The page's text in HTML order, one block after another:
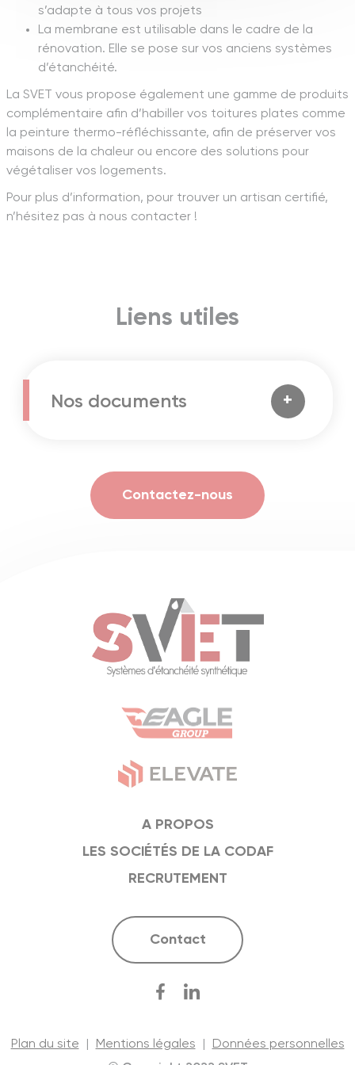
s’adapte à tous vos projets
La membrane est utilisable dans le cadre de la
rénovation. Elle se pose sur vos anciens systèmes
d’étanchéité.
La SVET vous propose également une gamme de produits
complémentaire afin d’habiller vos toitures plates comme
la peinture thermo-réfléchissante, afin de préserver vos
maisons de la chaleur ou encore des solutions pour
végétaliser vos logements.
Pour plus d’information, pour trouver un artisan certifié,
n’hésitez pas à nous contacter !
Liens utiles
Nos documents +
Contactez-nous
A PROPOS
LES SOCIÉTÉS DE LA CODAF
RECRUTEMENT
Contact
Plan du site Mentions légales Données personnelles